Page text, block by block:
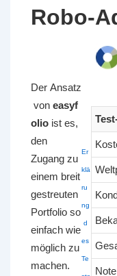
Robo-
Er
klä
ru
ng
d
es
Te
Der Ansatz
von easyf
olio ist es,
den
Zugang zu
einem breit
gestreuten
Portfolio so
einfach wie
möglich zu
machen.